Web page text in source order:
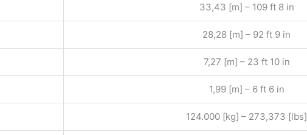
33,43 [m] – 109 ft 8 in
28,28 [m] – 92 ft 9 in
7,27 [m] – 23 ft 10 in
1,99 [m] – 6 ft 6 in
124.000 [kg] – 273,373 [lbs]